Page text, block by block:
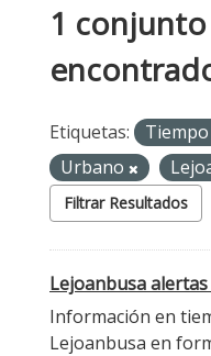
1
Etiquetas:
Urbano
Filtrar Resultados
Lejoanbusa
Información en
Lejoanbusa en